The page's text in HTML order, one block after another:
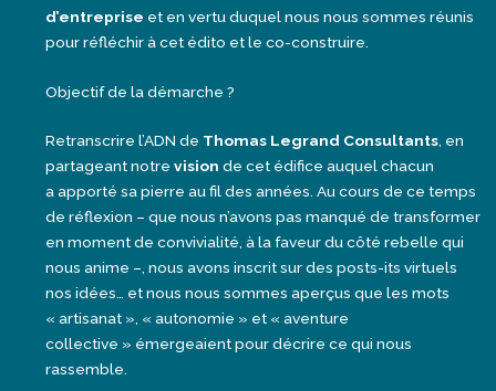
d’entreprise et en vertu duquel nous nous sommes réunis
pour réfléchir à cet édito et le co-construire.
Objectif de la démarche ?
Retranscrire l’ADN de Thomas Legrand Consultants, en
partageant notrevision de cet édifice auquel chacun
a apporté sa pierre au fil des années. Au cours de ce temps
de réflexion – que nous n’avons pas manqué de transformer
en moment de convivialité, à la faveur du côté rebelle qui
nous anime –, nous avons inscrit sur des posts-its virtuels
nos idées… et nous nous sommes aperçus que les mots
« artisanat », « autonomie » et « aventure
collective » émergeaient pour décrire ce qui nous
rassemble.